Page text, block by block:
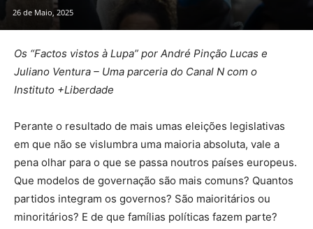
26 de Maio, 2025
Os “Factos vistos à Lupa” por André Pinção Lucas e
Juliano Ventura – Uma parceria do Canal N com o
Instituto +Liberdade
Perante o resultado de mais umas eleições legislativas
em que não se vislumbra uma maioria absoluta, vale a
pena olhar para o que se passa noutros países europeus.
Que modelos de governação são mais comuns? Quantos
partidos integram os governos? São maioritários ou
minoritários? E de que famílias políticas fazem parte?